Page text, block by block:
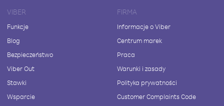
VIBER
Funkcje
Blog
Bezpieczeństwo
Viber Out
Stawki
Wsparcie
FIRMA
Informacje o Viber
Centrum marek
Praca
Warunki i zasady
Polityka prywatności
Customer Complaints Code